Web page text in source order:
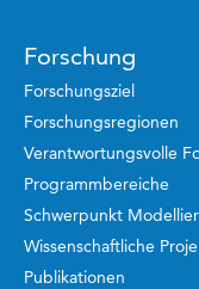
Forschung
Forschungsziel
Forschungsregionen
Verantwortungsvolle
Programmbereiche
Schwerpunkt
Wissenschaftliche
Publikationen